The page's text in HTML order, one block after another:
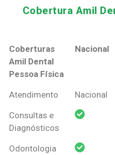
Cobertura Amil
Coberturas
Amil Dental
Pessoa Física
Nacional
Coberturas
Pessoa Física
Nacional
Atendimento Nacional
Consultas e
Diagnósticos
Odontologia